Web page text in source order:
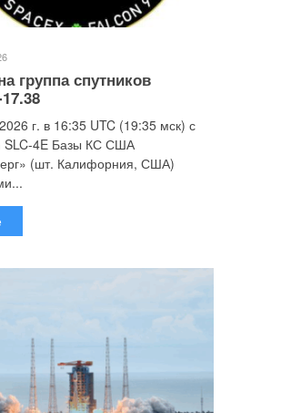
группа спутников
г. в 16:35 UTC (19:35 мск) с
SLC-4E Базы КС США
(шт. Калифорния, США)